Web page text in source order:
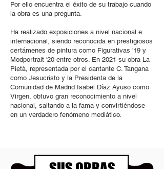
Por ello encuentra el éxito de su trabajo cuando
la obra es una pregunta.
Ha realizado exposiciones a nivel nacional e
internacional, siendo reconocida en prestigiosos
certámenes de pintura como Figurativas '19 y
Modportrait '20 entre otros. En 2021 su obra La
Pietà, representada por el cantante C. Tangana
como Jesucristo y la Presidenta de la
Comunidad de Madrid Isabel Díaz Ayuso como
Virgen, obtuvo gran reconocimiento a nivel
nacional, saltando a la fama y convirtiéndose
en un verdadero fenómeno mediático.